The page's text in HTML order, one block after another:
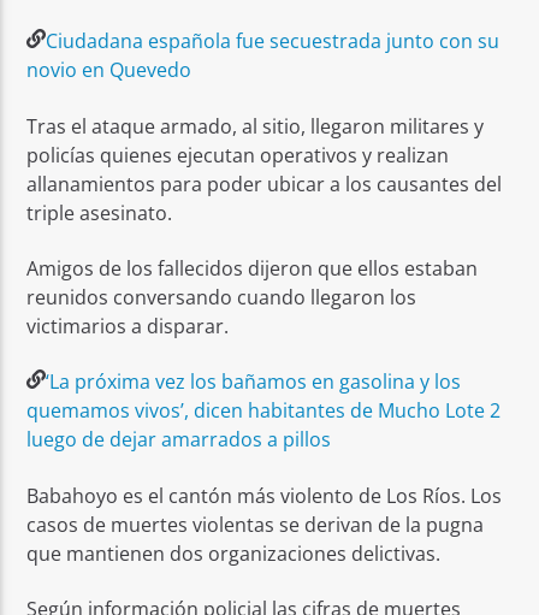
Ciudadana española fue secuestrada junto con su
novio en Quevedo
Tras el ataque armado, al sitio, llegaron militares y
policías quienes ejecutan operativos y realizan
allanamientos para poder ubicar a los causantes del
triple asesinato.
Amigos de los fallecidos dijeron que ellos estaban
reunidos conversando cuando llegaron los
victimarios a disparar.
‘La próxima vez los bañamos en gasolina y los
quemamos vivos’, dicen habitantes de Mucho Lote 2
luego de dejar amarrados a pillos
Babahoyo es el cantón más violento de Los Ríos. Los
casos de muertes violentas se derivan de la pugna
que mantienen dos organizaciones delictivas.
Según información policial las cifras de muertes